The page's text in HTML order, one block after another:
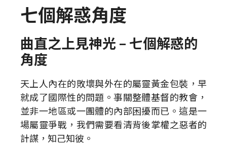
七個解惑角度
曲直之上見神光 – 七個解惑的
角度
天上人內在的敗壞與外在的屬靈黃金包裝，早
就成了國際性的問題。事關整體基督的教會，
並非一地區或一團體的內部困擾而已。這是一
場屬靈爭戰，我們需要看清背後掌權之惡者的
計謀，知己知彼。